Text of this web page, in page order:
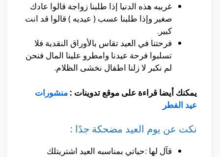
غريبه هذه الدنيا إذا طلبنا زواجة قالوا عادك
صغير وإذا طلبنا عسب ( عيديه ) قالوا قد انت
كبير.
فرحتنا في العيد تقاس بالأوراق النقدية فلا
تسلبوا فرحة عيدنا وامطرو علينا المال فنحن
لم نكبر لا زلنا اطفال نخشى الظلام.
يمكنك أيضا قراءة على موقع تدوينات : منشورات
عيد الفطر
نكت عن يوم العيد مضحكة جدًا :
قآل لها :حياتي بمناسبه العيد اشتريتلك